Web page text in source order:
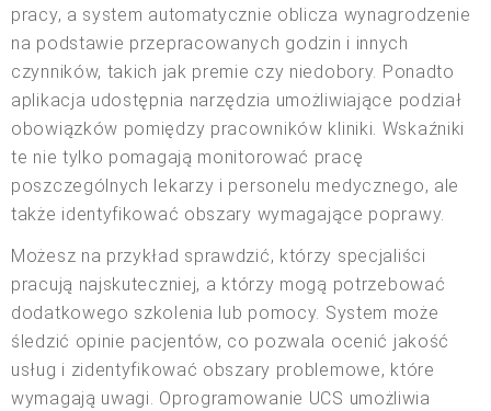
pracy, a system automatycznie oblicza wynagrodzenie
na podstawie przepracowanych godzin i innych
czynników, takich jak premie czy niedobory. Ponadto
aplikacja udostępnia narzędzia umożliwiające podział
obowiązków pomiędzy pracowników kliniki. Wskaźniki
te nie tylko pomagają monitorować pracę
poszczególnych lekarzy i personelu medycznego, ale
także identyfikować obszary wymagające poprawy.
Możesz na przykład sprawdzić, którzy specjaliści
pracują najskuteczniej, a którzy mogą potrzebować
dodatkowego szkolenia lub pomocy. System może
śledzić opinie pacjentów, co pozwala ocenić jakość
usług i zidentyfikować obszary problemowe, które
wymagają uwagi. Oprogramowanie UCS umożliwia